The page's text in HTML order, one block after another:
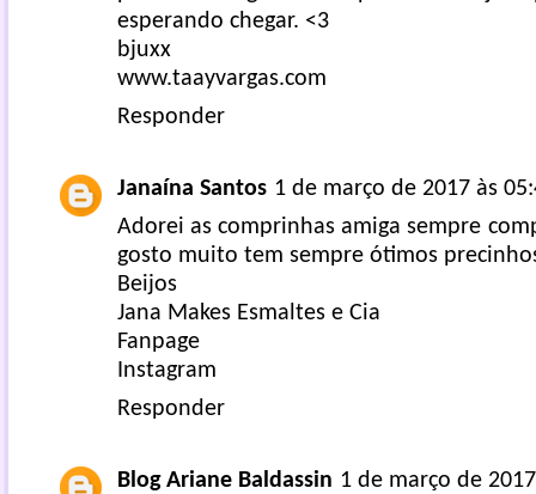
esperando chegar. <3
bjuxx
www.taayvargas.com
Responder
Janaína Santos 1 de março de 2017 às
Adorei as comprinhas amiga sempre
gosto muito tem sempre ótimos
Beijos
Jana Makes Esmaltes e Cia
Fanpage
Instagram
Responder
Blog Ariane Baldassin 1 de março de